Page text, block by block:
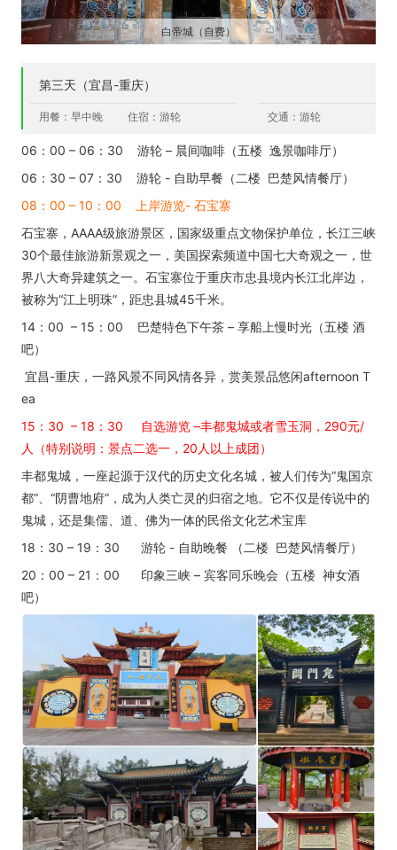
白帝城（自费）
第三天（宜昌-重庆）
用餐：早中晚 住宿：游轮 交通：游轮
06：00 – 06：30 游轮 – 晨间咖啡（五楼 逸景咖啡厅）
06：30 – 07：30 游轮 - 自助早餐（二楼 巴楚风情餐厅）
08：00 – 10：00 上岸游览- 石宝寨
石宝寨，AAAA级旅游景区，国家级重点文物保护单位，长江三峡
30个最佳旅游新景观之一，美国探索频道中国七大奇观之一，世
界八大奇异建筑之一。石宝寨位于重庆市忠县境内长江北岸边，
被称为“江上明珠”，距忠县城45千米。
14：00 – 15：00 巴楚特色下午茶 – 享船上慢时光（五楼 酒
吧）
宜昌-重庆，一路风景不同风情各异，赏美景品悠闲afternoon T
ea
15：30 – 18：30 自选游览 –丰都鬼城或者雪玉洞，290元/
人（特别说明：景点二选一，20人以上成团）
丰都鬼城，一座起源于汉代的历史文化名城，被人们传为“鬼国京
都”、“阴曹地府”，成为人类亡灵的归宿之地。它不仅是传说中的
鬼城，还是集儒、道、佛为一体的民俗文化艺术宝库
18：30 – 19：30 游轮 - 自助晚餐 （二楼 巴楚风情餐厅）
20：00 – 21：00 印象三峡 – 宾客同乐晚会（五楼 神女酒
吧）